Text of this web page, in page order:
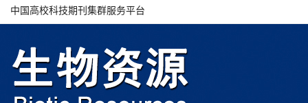
中国高校科技期刊集群服务平台